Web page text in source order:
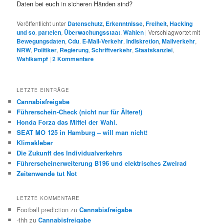
Daten bei euch in sicheren Händen sind?
Veröffentlicht unter Datenschutz, Erkenntnisse,Freiheit,Hacking
und so,parteien, Überwachungsstaat,Wahlen |Verschlagwortet mit
Bewegungsdaten,Cdu, E-Mail-Verkehr,Indiskretion,Mailverkehr,
NRW, Politiker, Regierung,Schriftverkehr,Staatskanzlei,
Wahlkampf |2Kommentare
LETZTE EINTRÄGE
Cannabisfreigabe
Führerschein-Check (nicht nur für Ältere!)
Honda Forza das Mittel der Wahl.
SEAT MO 125 in Hamburg – will man nicht!
Klimakleber
Die Zukunft des Individualverkehrs
Führerscheinerweiterung B196 und elektrisches Zweirad
Zeitenwende tut Not
LETZTE KOMMENTARE
Football prediction zuCannabisfreigabe
-thh zuCannabisfreigabe